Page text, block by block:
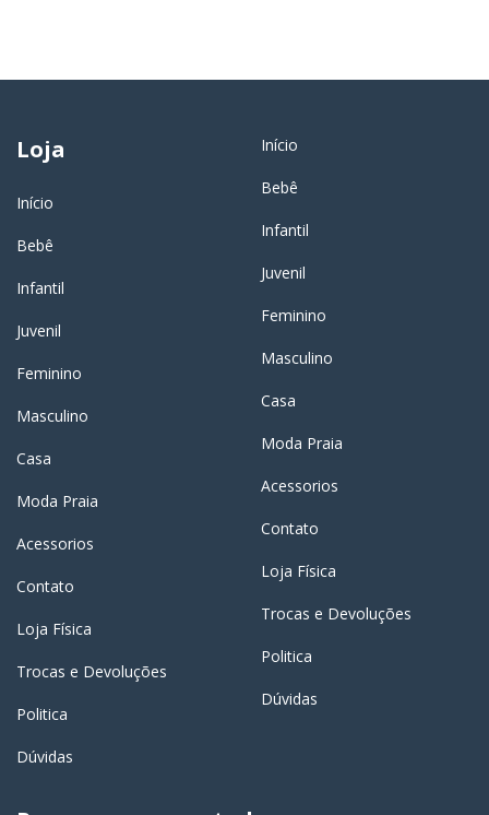
Loja
Início
Bebê
Infantil
Juvenil
Feminino
Masculino
Casa
Moda Praia
Acessorios
Contato
Loja Física
Trocas e Devoluções
Politica
Dúvidas
Início
Bebê
Infantil
Juvenil
Feminino
Masculino
Casa
Moda Praia
Acessorios
Contato
Loja Física
Trocas e Devoluções
Politica
Dúvidas